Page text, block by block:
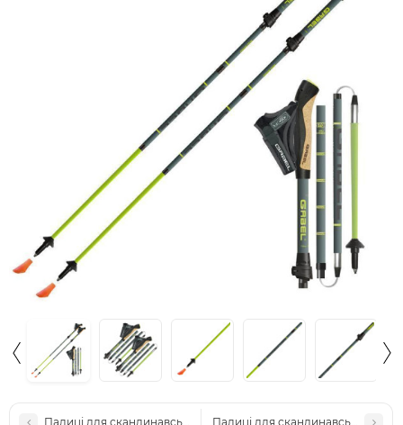
Палиці для скандинавської ходьби Vipole Instructor 105 (S25 23)
Палиці для скандинавської